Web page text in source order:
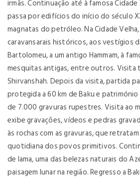
irmãs. Continuação até à famosa
passa por edifícios do início do século
magnatas do petróleo. Na Cidade
caravansarais históricos, aos vestígios
Bartolomeu, a um antigo Hammam, à
mesquitas antigas, entre outros. Visita
Shirvanshah. Depois da visita, partida
protegida a 60 km de Baku e património
de 7.000 gravuras rupestres. Visita ao
exibe gravações, vídeos e pedras
às rochas com as gravuras, que
quotidiana dos povos primitivos.
de lama, uma das belezas naturais do
paisagem lunar na região. Regresso a